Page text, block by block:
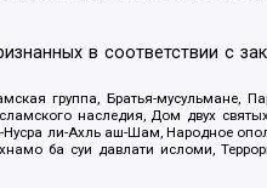
в соответствии с
группа, Братья-мусульмане,
наследия, Дом двух
Нусра ли-Ахль аш-Шам, Народное
ба суи давлати исломи,